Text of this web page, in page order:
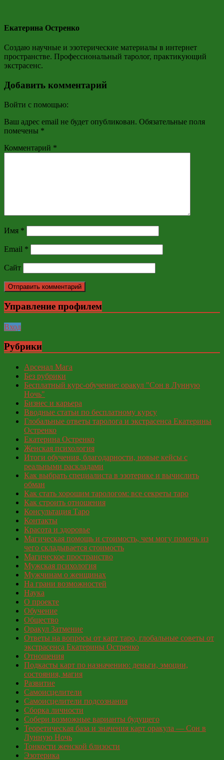
Екатерина Остренко
Создаю научные и эзотерические материалы в интернет
пространстве. Профессиональный таролог, практикующий
экстрасенс.
Добавить комментарий
Войти с помощью:
Ваш адрес email не будет опубликован. Обязательные поля
помечены *
Комментарий *
Имя *
Email *
Сайт
Управление профилем
Вход
Рубрики
Арсенал Мага
Без рубрики
Бесплатный курс-обучение: оракул "Сон в Лунную
Ночь"
Бизнес и карьера
Вводные статьи по бесплатному курсу
Глобальные ответы таролога и экстрасенса Екатерины
Остренко
Екатерина Остренко
Женская психология
Итоги обучения, благодарности, новые кейсы с
реальными раскладами
Как выбрать специалиста в эзотерике и вычислить
обман
Как стать хорошим тарологом: все секреты таро
Как строить отношения
Консультация Таро
Контакты
Красота и здоровье
Магическая помощь и стоимость, чем могу помочь из
чего складывается стоимость
Магическое пространство
Мужская психология
Мужчинам о женщинах
На грани возможностей
Наука
О проекте
Обучение
Общество
Оракул Затмение
Ответы на вопросы от карт таро, глобальные советы от
экстрасенса Екатерины Остренко
Отношения
Подкасты карт по назначению: деньги, эмоции,
состояния, магия
Развитие
Самоисцелители
Самоисцелители подсознания
Сборка личности
Собери возможные варианты будущего
Теоретическая база и значения карт оракула — Сон в
Лунную Ночь
Тонкости женской близости
Эзотерика